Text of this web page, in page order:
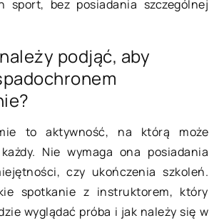
sport, bez posiadania szczególnej
podjąć, aby
to aktywność, na którą może
Nie wymaga ona posiadania
czy ukończenia szkoleń.
spotkanie z instruktorem, który
wyglądać próba i jak należy się w